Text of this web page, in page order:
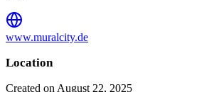
www.muralcity.de
Location
Created on August 22, 2025